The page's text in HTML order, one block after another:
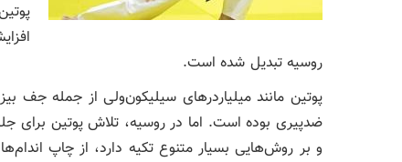
روسیه تبدیل شده است.
پوتین مانند میلیاردرهای سیلیکون‌ولی از جمله
ضدپیری بوده است. اما در روسیه، تلاش پوتین برای
و بر روش‌هایی بسیار متنوع تکیه دارد، از چاپ